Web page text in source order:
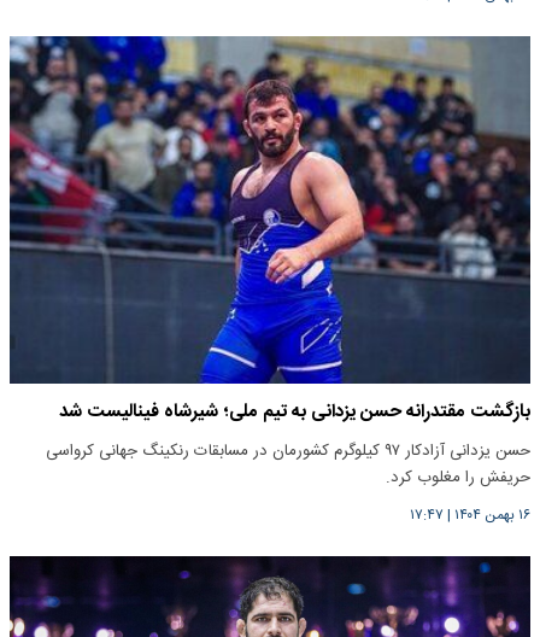
بازگشت مقتدرانه حسن یزدانی به تیم ملی؛ شیرشاه فینالیست شد
حسن یزدانی آزادکار ۹۷ کیلوگرم کشورمان در مسابقات رنکینگ جهانی کرواسی
حریفش را مغلوب کرد.
۱۶ بهمن ۱۴۰۴ | ۱۷:۴۷